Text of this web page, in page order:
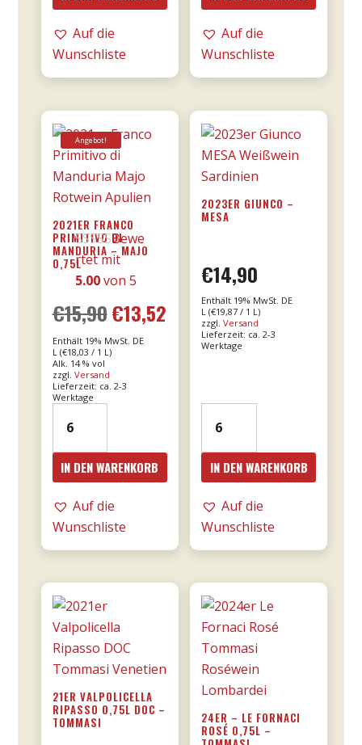
DOCG
0,75l
Menge
Auf die
Wunschliste
RISERVA
0,75l
Menge
Auf die
Wunschliste
Angebot!
2021ER FRANCO
PRIMITIVO DI
MANDURIA – MAJO
0,75L
Bewe
rtet mit
5.00von 5
€15,90 Ursprünglicher
Preis
war:
€13,52Aktueller
Enthält 19% MwSt. DE
L (€18,03 / 1 L)
Alk. 14 % vol
zzgl. Versand
Lieferzeit: ca. 2-3
Werktage
Franco
Primitivo
di
Manduria
-
Menge
IN DEN WARENKORB
Auf die
Wunschliste
2023ER GIUNCO –
MESA
€14,90
Enthält 19% MwSt. DE
L (€19,87 / 1 L)
zzgl.Versand
Lieferzeit: ca. 2-3
Werktage
Giunco
-
MESA
Menge
IN DEN WARENKORB
Auf die
Wunschliste
21ER VALPOLICELLA
RIPASSO 0,75L DOC –
TOMMASI
24ER – LE FORNACI
ROSÉ 0,75L –